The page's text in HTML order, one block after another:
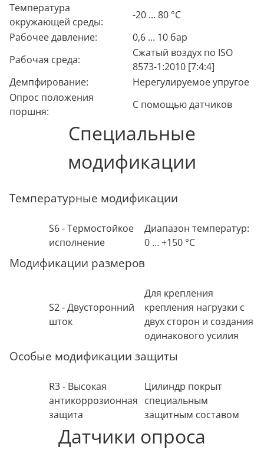
Температура
окружающей среды:
-20 ... 80 °С
Рабочее давление:
0,6 ... 10 бар
Рабочая среда:
Сжатый воздух по ISO
8573-1:2010 [7:4:4]
Демпфирование:
Нерегулируемое упругое
Опрос положения
поршня:
С помощью датчиков
Специальные
модификации
Температурные модификации
S6 - Термостойкое
исполнение
Диапазон температур:
0 … +150 °C
Модификации размеров
S2 - Двусторонний
шток
Для крепления
крепления нагрузки с
двух сторон и создания
одинакового усилия
Особые модификации защиты
R3 - Высокая
антикоррозионная
защита
Цилиндр покрыт
специальным
защитным составом
Датчики опроса